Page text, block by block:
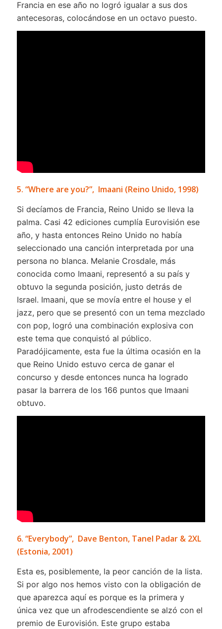
Francia en ese año no logró igualar a sus dos
antecesoras, colocándose en un octavo puesto.
5. “Where are you?”, Imaani (Reino Unido, 1998)
Si decíamos de Francia, Reino Unido se lleva la
palma. Casi 42 ediciones cumplía Eurovisión ese
año, y hasta entonces Reino Unido no había
seleccionado una canción interpretada por una
persona no blanca. Melanie Crosdale, más
conocida como Imaani, representó a su país y
obtuvo la segunda posición, justo detrás de
Israel. Imaani, que se movía entre el house y el
jazz, pero que se presentó con un tema mezclado
con pop, logró una combinación explosiva con
este tema que conquistó al público.
Paradójicamente, esta fue la última ocasión en la
que Reino Unido estuvo cerca de ganar el
concurso y desde entonces nunca ha logrado
pasar la barrera de los 166 puntos que Imaani
obtuvo.
6. “Everybody”, Dave Benton, Tanel Padar & 2XL
(Estonia, 2001)
Esta es, posiblemente, la peor canción de la lista.
Si por algo nos hemos visto con la obligación de
que aparezca aquí es porque es la primera y
única vez que un afrodescendiente se alzó con el
premio de Eurovisión. Este grupo estaba